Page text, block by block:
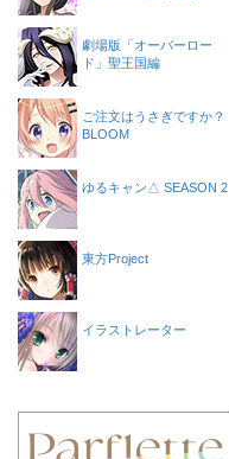
劇場版「オーバーロー
ド」聖王国編
ご注文はうさぎですか？
BLOOM
ゆるキャン△ SEASON 2
東方Project
イラストレーター